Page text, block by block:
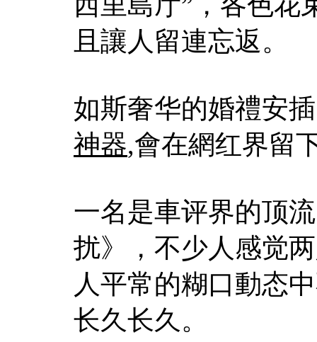
且讓人留連忘返。
如斯奢华的婚禮安
神器,會在網红界留
一名是車评界的顶
扰》，不少人感觉
人平常的糊口動态
长久长久。